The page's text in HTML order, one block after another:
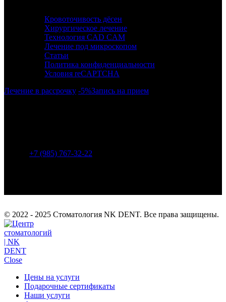
Кровоточивость дёсен
Хирургическое лечение
Технология CAD CAM
Лечение под микроскопом
Статьи
Политика конфиденциальности
Условия reCAPTCHA
Лечение в рассрочку -5%Запись на прием
+7 (985) 767-32-22
© 2022 - 2025 Стоматология NK DENT. Все права защищены.
Close
Цены на услуги
Подарочные сертификаты
Наши услуги